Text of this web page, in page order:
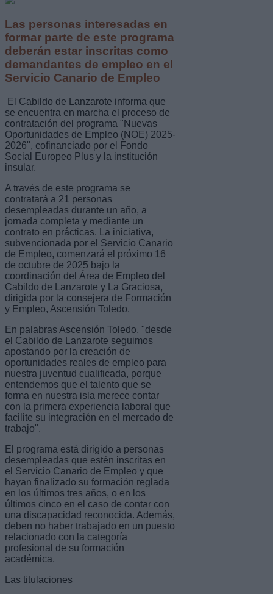
Las personas interesadas en
formar parte de este programa
deberán estar inscritas como
demandantes de empleo en el
Servicio Canario de Empleo
El Cabildo de Lanzarote informa que
se encuentra en marcha el proceso de
contratación del programa "Nuevas
Oportunidades de Empleo (NOE) 2025-
2026", cofinanciado por el Fondo
Social Europeo Plus y la institución
insular.
A través de este programa se
contratará a 21 personas
desempleadas durante un año, a
jornada completa y mediante un
contrato en prácticas. La iniciativa,
subvencionada por el Servicio Canario
de Empleo, comenzará el próximo 16
de octubre de 2025 bajo la
coordinación del Área de Empleo del
Cabildo de Lanzarote y La Graciosa,
dirigida por la consejera de Formación
y Empleo, Ascensión Toledo.
En palabras Ascensión Toledo, "desde
el Cabildo de Lanzarote seguimos
apostando por la creación de
oportunidades reales de empleo para
nuestra juventud cualificada, porque
entendemos que el talento que se
forma en nuestra isla merece contar
con la primera experiencia laboral que
facilite su integración en el mercado de
trabajo".
El programa está dirigido a personas
desempleadas que estén inscritas en
el Servicio Canario de Empleo y que
hayan finalizado su formación reglada
en los últimos tres años, o en los
últimos cinco en el caso de contar con
una discapacidad reconocida. Además,
deben no haber trabajado en un puesto
relacionado con la categoría
profesional de su formación
académica.
Las titulaciones